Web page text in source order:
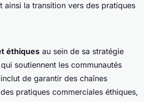
la transition vers des pratiques
éthiques au sein de sa stratégie
qui soutiennent les communautés
de garantir des chaînes
pratiques commerciales éthiques,